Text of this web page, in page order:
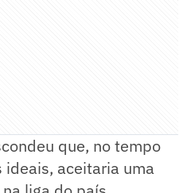
que, no tempo
ideais, aceitaria uma